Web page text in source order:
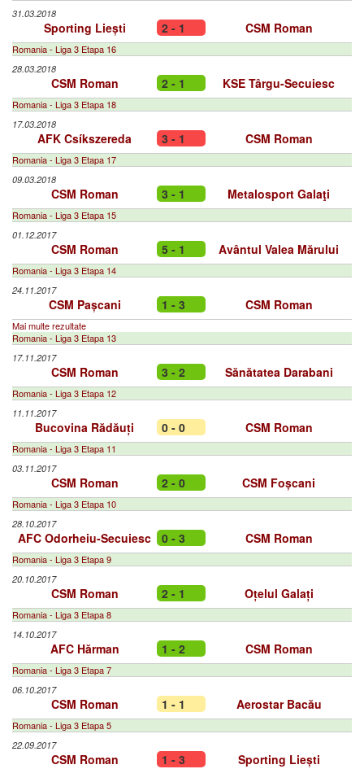
31.03.2018
Sporting Liești 2 - 1 CSM Roman
Romania - Liga 3 Etapa 16
28.03.2018
CSM Roman 2 - 1 KSE Târgu-Secuiesc
Romania - Liga 3 Etapa 18
17.03.2018
AFK Csíkszereda 3 - 1 CSM Roman
Romania - Liga 3 Etapa 17
09.03.2018
CSM Roman 3 - 1 Metalosport Galaţi
Romania - Liga 3 Etapa 15
01.12.2017
CSM Roman 5 - 1 Avântul Valea Mărului
Romania - Liga 3 Etapa 14
24.11.2017
CSM Pașcani 1 - 3 CSM Roman
Mai multe rezultate
Romania - Liga 3 Etapa 13
17.11.2017
CSM Roman 3 - 2 Sănătatea Darabani
Romania - Liga 3 Etapa 12
11.11.2017
Bucovina Rădăuți 0 - 0 CSM Roman
Romania - Liga 3 Etapa 11
03.11.2017
CSM Roman 2 - 0 CSM Foșcani
Romania - Liga 3 Etapa 10
28.10.2017
AFC Odorheiu-Secuiesc 0 - 3 CSM Roman
Romania - Liga 3 Etapa 9
20.10.2017
CSM Roman 2 - 1 Oțelul Galați
Romania - Liga 3 Etapa 8
14.10.2017
AFC Hărman 1 - 2 CSM Roman
Romania - Liga 3 Etapa 7
06.10.2017
CSM Roman 1 - 1 Aerostar Bacău
Romania - Liga 3 Etapa 5
22.09.2017
CSM Roman 1 - 3 Sporting Liești